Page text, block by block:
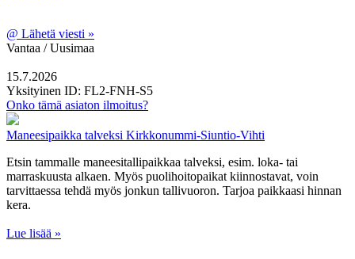
@ Lähetä viesti »
Vantaa / Uusimaa
15.7.2026
Yksityinen ID: FL2-FNH-S5
Onko tämä asiaton ilmoitus?
Maneesipaikka talveksi Kirkkonummi-Siuntio-Vihti
Etsin tammalle maneesitallipaikkaa talveksi, esim. loka- tai
marraskuusta alkaen. Myös puolihoitopaikat kiinnostavat, voin
tarvittaessa tehdä myös jonkun tallivuoron. Tarjoa paikkaasi hinnan
kera.
Lue lisää »